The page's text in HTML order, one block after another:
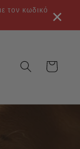
τον κωδικό
Καλάθι
×